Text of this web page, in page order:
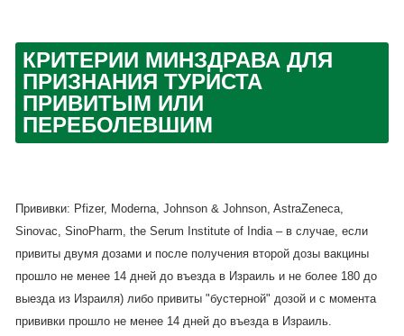
КРИТЕРИИ МИНЗДРАВА ДЛЯ
ПРИЗНАНИЯ ТУРИСТА
ПРИВИТЫМ ИЛИ
ПЕРЕБОЛЕВШИМ
Прививки: Pfizer, Moderna, Johnson & Johnson, AstraZeneca,
Sinovac, SinoPharm, the Serum Institute of India – в случае, если
привиты двумя дозами и после получения второй дозы вакцины
прошло не менее 14 дней до въезда в Израиль и не более 180 до
выезда из Израиля) либо привиты "бустерной" дозой и с момента
прививки прошло не менее 14 дней до въезда в Израиль.